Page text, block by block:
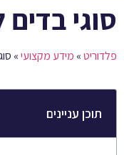
סוגי בדים
פלדוריט» מידע מקצועי»
תוכן עניינים